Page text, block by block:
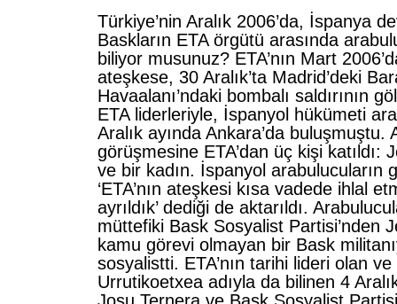
Türkiye’nin Aralık 2006’da, İspanya
Baskların ETA örgütü arasında
biliyor musunuz? ETA’nın Mart
ateşkese, 30 Aralık’ta Madrid’deki
Havaalanı’ndaki bombalı saldırının
ETA liderleriyle, İspanyol hükümeti
Aralık ayında Ankara’da buluşmuştu.
görüşmesine ETA’dan üç kişi katıldı:
ve bir kadın. İspanyol arabulucuların
‘ETA’nın ateşkesi kısa vadede ihlal
ayrıldık’ dediği de aktarıldı.
müttefiki Bask Sosyalist Partisi’nden
kamu görevi olmayan bir Bask
sosyalistti. ETA’nın tarihi lideri olan
Urrutikoetxea adıyla da bilinen 4